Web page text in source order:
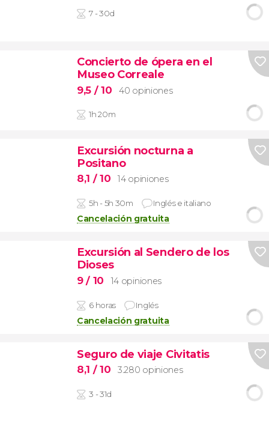
7 - 30d
Concierto de ópera en el
Museo Correale
9,5 / 10 40 opiniones
1h 20m
Excursión nocturna a
Positano
8,1 / 10 14 opiniones
5h - 5h 30m Inglés e italiano
Cancelación gratuita
Excursión al Sendero de los
Dioses
9/ 10 14 opiniones
6 horas Inglés
Cancelación gratuita
Seguro de viaje Civitatis
8,1 / 10 3.280 opiniones
3 - 31d